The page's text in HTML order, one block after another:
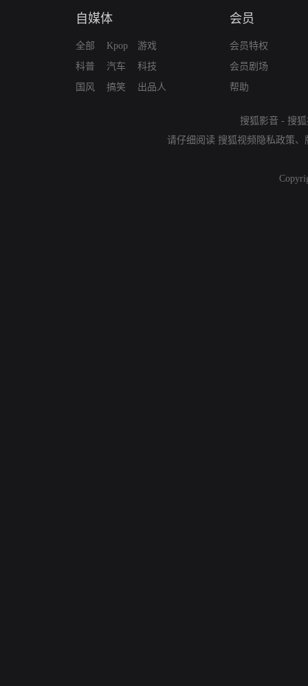
自媒体
全部
科普
国风
Kpop
汽车
搞笑
游戏
科技
出品人
会员
会员特权
会员剧场
帮助
搜狐影音 - 搜
请仔细阅读 搜狐视频隐私政策、